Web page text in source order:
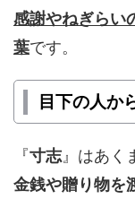
感謝やねぎらい
葉です。
目下の人か
『寸志 』はあく
金銭や贈り物を